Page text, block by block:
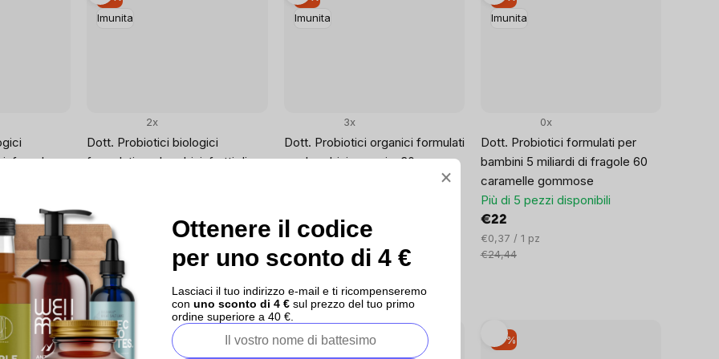
fragola e
da
Imunita
Dott. Probiotici biologici
formulati per bambini, frutti di
2x
€26,41
Prezzo
unitario:
€0,88 / 1 tablet
€29,34
Imunita
Dott. Probiotici organici formulati
per bambini, anguria, 30
3x
Più di 5 pezzi disponibili
€22
Prezzo
€0,73 / 1 tablet
Imunita
Dott. Probiotici formulati per
bambini 5 miliardi di fragole 60
caramelle gommose
0x
Più di 5 pezzi disponibili
€22
Prezzo
unitario:
€0,37 / 1 pz
€24,44
Esaurito
–10 % –9 %
×
Ottenere il codice
per uno sconto di 4 €
Lasciaci il tuo indirizzo e-mail e ti ricompenseremo
con uno sconto di 4 € sul prezzo del tuo primo
ordine superiore a 40 €.